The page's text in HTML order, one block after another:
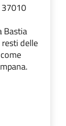
Bastia
delle